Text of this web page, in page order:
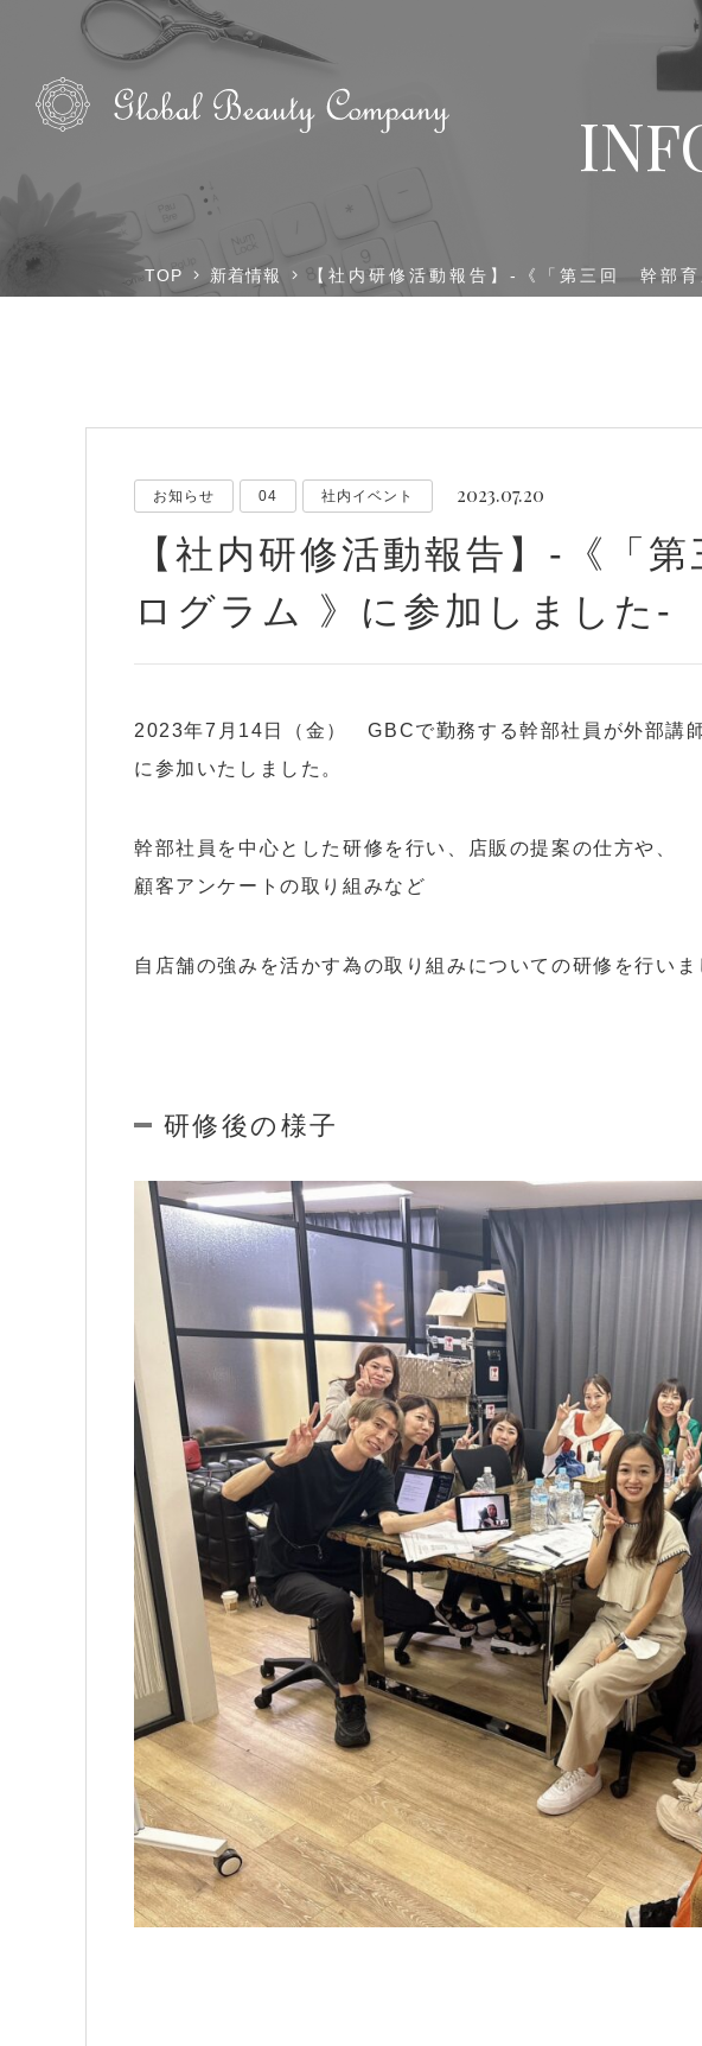
TOP 新着情報 【社内研修活動報告】-《「第三回 幹部
お知らせ 04 社内イベント 2023.07.20
【社内研修活動報告】-《「
ログラム 》に参加しました-
2023年7月14日（金） GBCで勤務する幹部社員が外部講
に参加いたしました。
幹部社員を中心とした研修を行い、店販の提案の仕方や、
顧客アンケートの取り組みなど
自店舗の強みを活かす為の取り組みについての研修を行いま
研修後の様子